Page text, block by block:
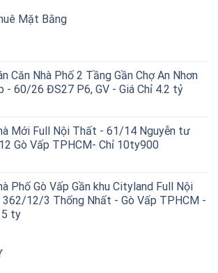
Mặt Bằng
Căn Nhà Phố 2 Tầng Gần Chợ An Nhơn
- 60/26 ĐS27 P6, GV - Giá Chỉ 4.2 tỷ
Mới Full Nội Thất - 61/14 Nguyễn tư
Gò Vấp TPHCM- Chỉ 10ty900
Phố Gò Vấp Gần khu Cityland Full Nội
12/3 Thống Nhất - Gò Vấp TPHCM -
ty